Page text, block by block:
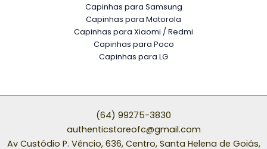
Capinhas para Samsung
Capinhas para Motorola
Capinhas para Xiaomi / Redmi
Capinhas para Poco
Capinhas para LG
(64) 99275-3830
authenticstoreofc@gmail.com
Av Custódio P. Vêncio, 636, Centro, Santa Helena de Goiás,